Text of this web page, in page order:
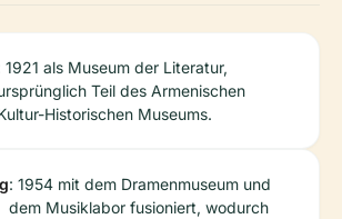
1921 als Museum der Literatur,
Teil des Armenischen
Historischen Museums.
: 1954 mit dem Dramenmuseum und
dem Musiklabor fusioniert, wodurch